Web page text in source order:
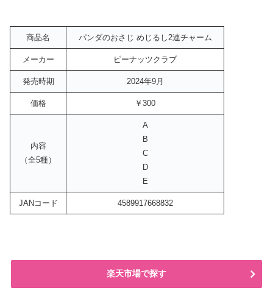
商品名 パンダのおさじ めじるし2連チャーム
メーカー ピーナッツクラブ
発売時期 2024年9月
価格 ￥300
内容
（全5種）
A
B
C
D
E
JANコード 4589917668832
楽天市場で探す